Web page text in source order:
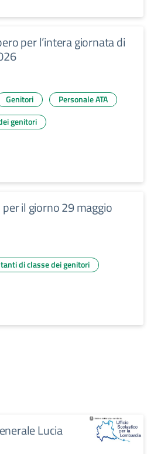
per l’intera giornata di
Genitori
Personale ATA
genitori
il giorno 29 maggio
di classe dei genitori
Lucia